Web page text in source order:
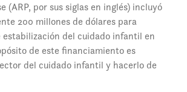
(ARP, por sus siglas en inglés) incluyó
200 millones de dólares para
estabilización del cuidado infantil en
de este financiamiento es
del cuidado infantil y hacerlo de